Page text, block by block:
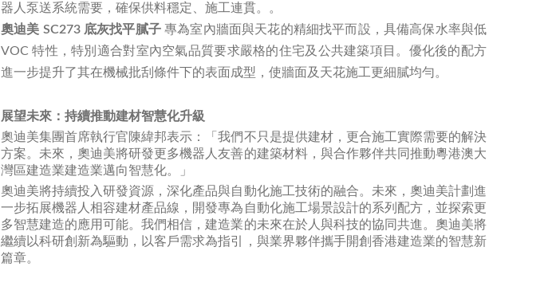
器人泵送系統需要，確保供料穩定、施工連貫。。
奧迪美 SC273 底灰找平膩子 專為室內牆面與天花的精細找平而設，具備高保水率與低
VOC 特性，特別適合對室內空氣品質要求嚴格的住宅及公共建築項目。優化後的配方
進一步提升了其在機械批刮條件下的表面成型，使牆面及天花施工更細膩均勻。
展望未來：持續推動建材智慧化升級
奧迪美集團首席執行官陳緯邦表示：「我們不只是提供建材，更合施工實際需要的解決
方案。未來，奧迪美將研發更多機器人友善的建築材料，與合作夥伴共同推動粵港澳大
灣區建造業建造業邁向智慧化。」
奧迪美將持續投入研發資源，深化產品與自動化施工技術的融合。未來，奧迪美計劃進
一步拓展機器人相容建材產品線，開發專為自動化施工場景設計的系列配方，並探索更
多智慧建造的應用可能。我們相信，建造業的未來在於人與科技的協同共進。奧迪美將
繼續以科研創新為驅動，以客戶需求為指引，與業界夥伴攜手開創香港建造業的智慧新
篇章。